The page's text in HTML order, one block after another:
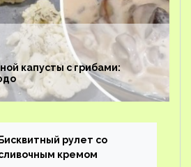
капусты с грибами:
Бисквитный рулет со
кремом